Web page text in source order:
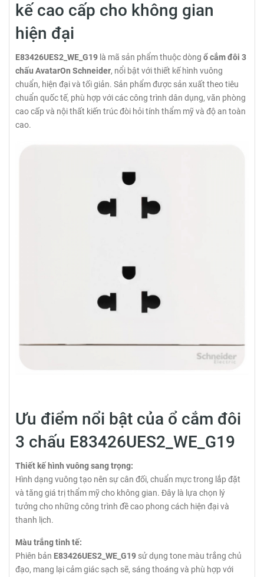
kế cao cấp cho không gian
hiện đại
E83426UES2_WE_G19 là mã sản phẩm thuộc dòng ổ cắm đôi 3
chấu AvatarOn Schneider, nổi bật với thiết kế hình vuông
chuẩn, hiện đại và tối giản. Sản phẩm được sản xuất theo tiêu
chuẩn quốc tế, phù hợp với các công trình dân dụng, văn phòng
cao cấp và nội thất kiến trúc đòi hỏi tính thẩm mỹ và độ an toàn
cao.
Ưu điểm nổi bật của ổ cắm đôi
3 chấu E83426UES2_WE_G19
Thiết kế hình vuông sang trọng:
Hình dạng vuông tạo nên sự cân đối, chuẩn mực trong lắp đặt
và tăng giá trị thẩm mỹ cho không gian. Đây là lựa chọn lý
tưởng cho những công trình đề cao phong cách hiện đại và
thanh lịch.
Màu trắng tinh tế:
Phiên bản E83426UES2_WE_G19 sử dụng tone màu trắng chủ
đạo, mang lại cảm giác sạch sẽ, sáng thoáng và phù hợp với